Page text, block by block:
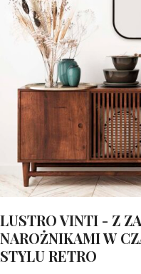
LUSTRO VINTI - Z
NAROŻNIKAMI W
STYLU RETRO